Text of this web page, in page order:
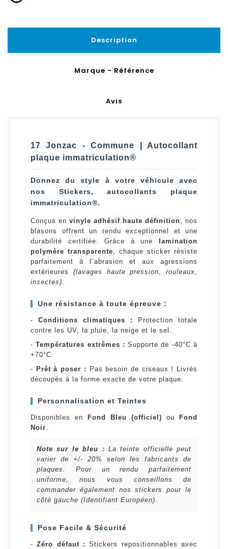
Description
Marque - Référence
Avis
17 Jonzac - Commune | Autocollant
plaque immatriculation®
Donnez du style à votre véhicule avec
nos Stickers, autocollants plaque
immatriculation®.
Conçus en vinyle adhésif haute définition, nos
blasons offrent un rendu exceptionnel et une
durabilité certifiée. Grâce à une
lamination
polymère transparente, chaque sticker résiste
parfaitement à l`abrasion et aux agressions
extérieures (lavages haute pression, rouleaux,
insectes).
Une résistance à toute épreuve :
- Conditions climatiques :
Protection totale
contre les UV, la pluie, la neige et le sel.
-Températures extrêmes : Supporte de -40°C à
+70°C.
- Prêt à poser :
Pas besoin de ciseaux ! Livrés
découpés à la forme exacte de votre plaque.
Personnalisation et Teintes
Disponibles en Fond Bleu (officiel) ou
Fond
Noir.
Note sur le bleu : La teinte officielle peut
varier de +/- 20% selon les fabricants de
plaques. Pour un rendu parfaitement
uniforme, nous vous conseillons de
commander également nos stickers pour le
côté gauche (Identifiant Européen).
Pose Facile & Sécurité
-Zéro défaut : Stickers repositionnables avec